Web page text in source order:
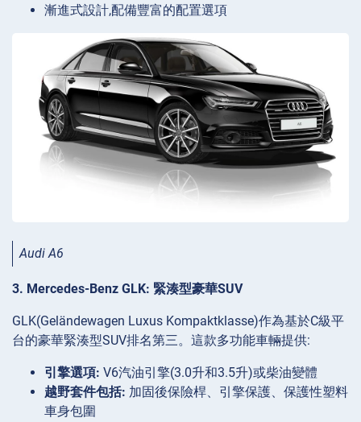
漸進式設計,配備豐富的配置選項
Audi A6
3. Mercedes-Benz GLK: 緊湊型豪華SUV
GLK(Geländewagen Luxus Kompaktklasse)作為基於C級平
台的豪華緊湊型SUV排名第三。這款多功能車輛提供:
引擎選項: V6汽油引擎(3.0升和3.5升)或柴油變體
越野套件包括: 加固後保險桿、引擎保護、保護性塑料
車身包圍